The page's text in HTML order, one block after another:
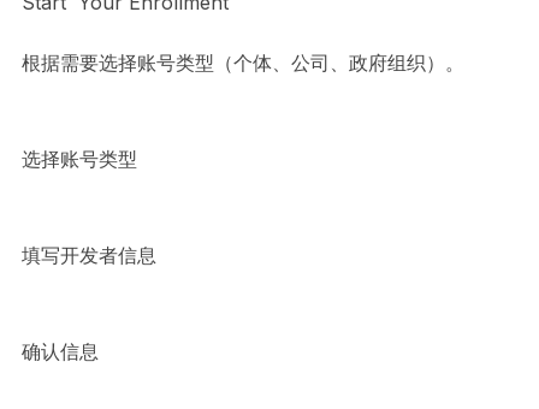
根据需要选择账号类型（个体、公司、政府组织）。
选择账号类型
填写开发者信息
确认信息